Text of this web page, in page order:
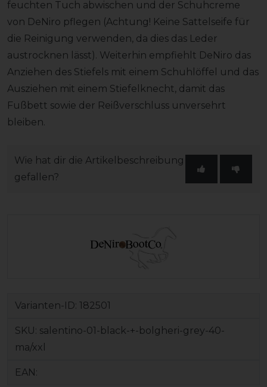
feuchten Tuch abwischen und der Schuhcreme
von DeNiro pflegen (Achtung! Keine Sattelseife für
die Reinigung verwenden, da dies das Leder
austrocknen lässt). Weiterhin empfiehlt DeNiro das
Anziehen des Stiefels mit einem Schuhlöffel und das
Ausziehen mit einem Stiefelknecht, damit das
Fußbett sowie der Reißverschluss unversehrt
bleiben.
Wie hat dir die Artikelbeschreibung
gefallen?
Varianten-ID: 182501
SKU: salentino-01-black-+-bolgheri-grey-40-
ma/xxl
EAN: